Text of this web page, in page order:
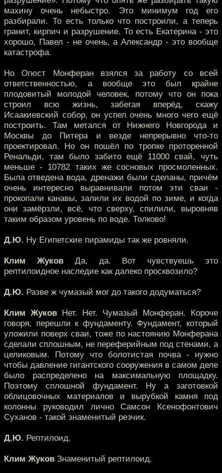
махину очень небыстро. Это минимум год его
разбирали. То есть только что построили, а теперь
гранит, кирпич и разрушение. То есть Екатерина - это
хорошо, Павел - не очень, а Александр - это вообще
катастрофа.
Но Огюст Монферан взялся за работу со всей
ответственностью, а вообще это был крайне
плодовитый молодой человек, потому что он пока
строил всю жизнь, забегая вперёд, скажу
Исаакиевский собор, он успел очень много чего ещё
построить. Там метался от Нижнего Новгорода и
Москвы до Питера и везде непрерывно что-то
проектировал. Но он пошёл по тропке проторенной
Ренальди, там было забито ещё 11000 свай, чуть
меньше - 10782 таких же сосновых просмоленных.
Была отведена вода, дренажи были сделаны, причём
очень интересно выравнивали потом эти сваи -
прокопали канавы, залили их водой по зиме, и когда
они замёрзли, всё, что сверху, спилили, выровняв
таким образом уровень по воде. Толково!
Д.Ю. Ну Египетские пирамиды так же ровняли.
Клим ЖуковДа, да. Вот чувствуешь это
рептилоидное наследие как далеко просквозило?
Д.Ю. Разве ж чумазый мог до такого додуматься?
Клим Жуков Нет. Нет. Чумазый Монферан. Короче
говоря, перешли к фундаменту. Фундамент, который
уложили поверх сваи, тоже по настоянию Монферана
сделали сплошным, не переферийным под стенами, а
целиковым. Потому что болотистая почва - нужно
чтобы давление гигантского сооружения в самом деле
было распределено на максимальную площадку.
Поэтому сплошной фундамент. Ну а заготовкой
облицовочных материалов и вырубкой камня под
колонны руководил лично Самсон Ксенофонтович
Суханов - такой знаменитый резчик.
Д.Ю. Рептилоид.
Клим Жуков Знаменитый рептилоид.